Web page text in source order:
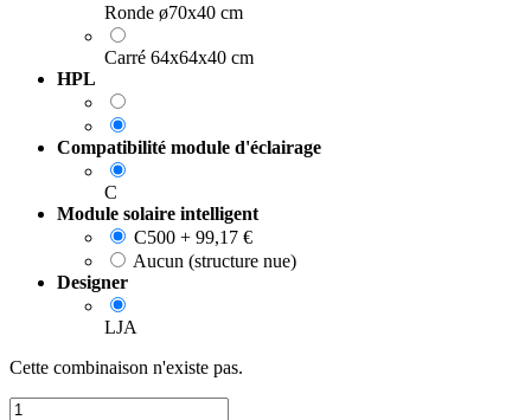
Ronde ø70x40 cm
Carré 64x64x40 cm
HPL
Compatibilité module d'éclairage
C
Module solaire intelligent
C500 + 99,17 €
Aucun (structure nue)
Designer
LJA
Cette combinaison n'existe pas.